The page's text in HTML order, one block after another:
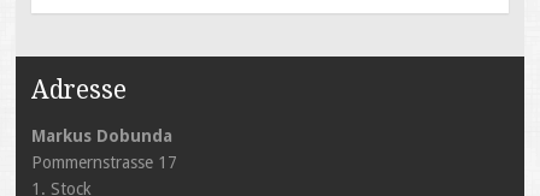
Adresse
Markus Dobunda
Pommernstrasse 17
1. Stock